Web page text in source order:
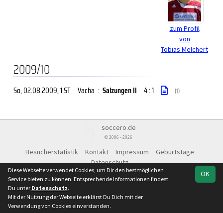
zum Profil
von
Tobias Melchert
2009/10
So, 02.08.2009, 1.ST Vacha : Salzungen II 4 : 1 (1)
soccero.de
© 2006 - 2026
Besucherstatistik Kontakt Impressum
Geburtstage
Datenschutz
OK
Diese Webseite verwendet Cookies, um Dir den bestmöglichen
Service bieten zu können. Entsprechende Informationen findest
Du unter Datenschutz.
Mit der Nutzung der Webseite erklärst Du Dich mit der
Verwendung von Cookies einverstanden.